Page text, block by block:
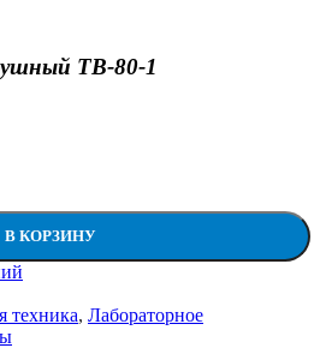
ТВ-80-1
суховоздушный ТВ-80-1
В КОРЗИНУ
техника, Лабораторное